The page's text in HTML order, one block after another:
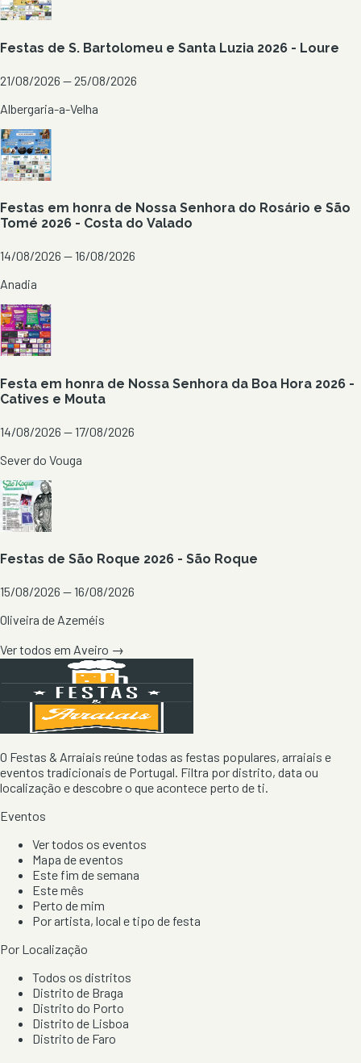
Festas de S. Bartolomeu e Santa Luzia 2026 - Loure
21/08/2026 — 25/08/2026
Albergaria-a-Velha
Festas em honra de Nossa Senhora do Rosário e São
Tomé 2026 - Costa do Valado
14/08/2026 — 16/08/2026
Anadia
Festa em honra de Nossa Senhora da Boa Hora 2026 -
Catives e Mouta
14/08/2026 — 17/08/2026
Sever do Vouga
Festas de São Roque 2026 - São Roque
15/08/2026 — 16/08/2026
Oliveira de Azeméis
Ver todos em Aveiro →
O Festas & Arraiais reúne todas as festas populares, arraiais e
eventos tradicionais de Portugal. Filtra por distrito, data ou
localização e descobre o que acontece perto de ti.
Eventos
Ver todos os eventos
Mapa de eventos
Este fim de semana
Este mês
Perto de mim
Por artista, local e tipo de festa
Por Localização
Todos os distritos
Distrito de Braga
Distrito do Porto
Distrito de Lisboa
Distrito de Faro